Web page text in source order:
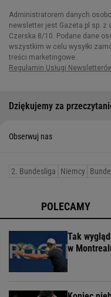
Dziękujemy za
Obserwuj nas
2. Bundesliga Niemcy
POLECAMY
Tak
w